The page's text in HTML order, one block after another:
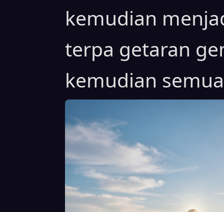
kemudian
terpa getaran
kemudian